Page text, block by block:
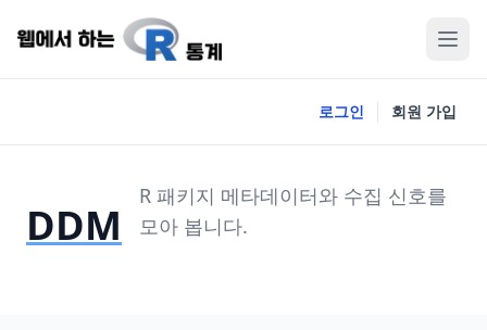
로그인 회원 가입
DDM
R 패키지 메타데이터와 수집 신호를
모아 봅니다.